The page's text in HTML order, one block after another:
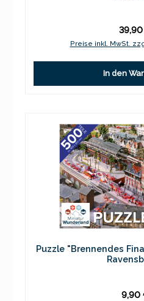
Preise inkl. MwSt.
In den
Puzzle "Brennendes
9,90